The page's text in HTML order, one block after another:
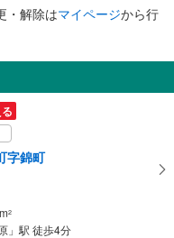
・解除はマイページから行
字錦町
2
」駅 徒歩4分